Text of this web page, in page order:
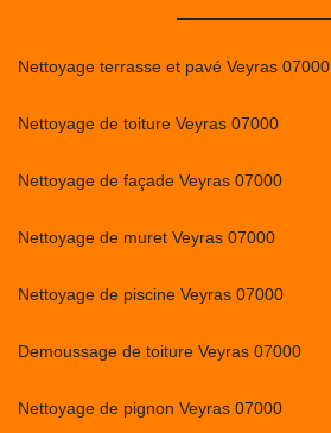
Nettoyage terrasse et pavé Veyras 07000
Nettoyage de toiture Veyras 07000
Nettoyage de façade Veyras 07000
Nettoyage de muret Veyras 07000
Nettoyage de piscine Veyras 07000
Demoussage de toiture Veyras 07000
Nettoyage de pignon Veyras 07000